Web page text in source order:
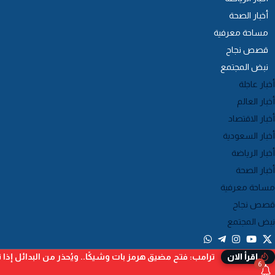
أخبار الصحة
مساحة معرفية
قصص نجاح
نبض المجتمع
أخبار عاجلة
أخبار العالم
أخبار الاقتصاد
أخبار السعودية
أخبار الرياضة
أخبار الصحة
مساحة معرفية
قصص نجاح
نبض المجتمع
إقرأ الان ترامب: فتح مضيق هرمز بات وشيكًا.. ويُحذر من البدائل إذا
6